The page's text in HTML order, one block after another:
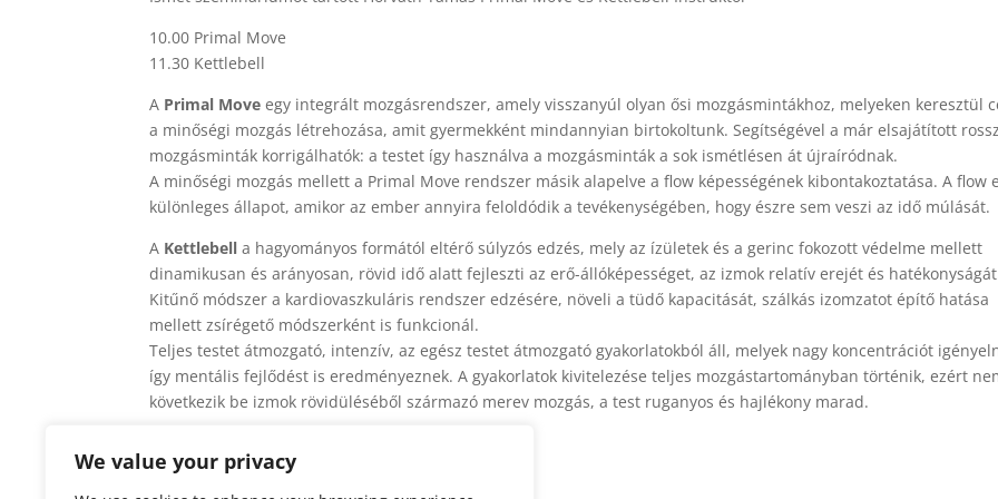
We value your privacy
10.00 Primal Move
11.30 Kettlebell
A Primal Move egy integrált mozgásrendszer, amely visszanyúl olyan ősi mozgásmintákhoz, melyeken keresztül
a minőségi mozgás létrehozása, amit gyermekként mindannyian birtokoltunk. Segítségével a már elsajátított rossz
mozgásminták korrigálhatók: a testet így használva a mozgásminták a sok ismétlésen át újraíródnak.
A minőségi mozgás mellett a Primal Move rendszer másik alapelve a flow képességének kibontakoztatása. A flow
különleges állapot, amikor az ember annyira feloldódik a tevékenységében, hogy észre sem veszi az idő múlását.
A Kettlebell a hagyományos formától eltérő súlyzós edzés, mely az ízületek és a gerinc fokozott védelme mellett
dinamikusan és arányosan, rövid idő alatt fejleszti az erő-állóképességet, az izmok relatív erejét és
Kitűnő módszer a kardiovaszkuláris rendszer edzésére, növeli a tüdő kapacitását, szálkás izomzatot építő hatása
mellett zsírégető módszerként is funkcionál.
Teljes testet átmozgató, intenzív, az egész testet átmozgató gyakorlatokból áll, melyek nagy koncentrációt
így mentális fejlődést is eredményeznek. A gyakorlatok kivitelezése teljes mozgástartományban történik, ezért
következik be izmok rövidüléséből származó merev mozgás, a test ruganyos és hajlékony marad.